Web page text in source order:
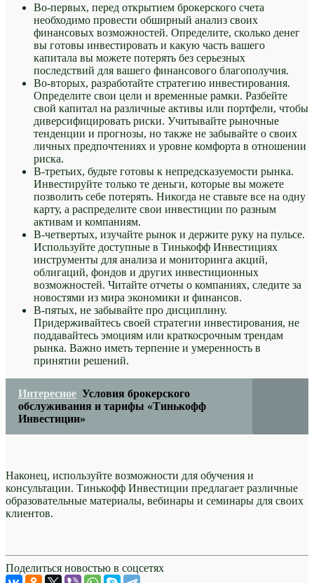
Во-первых, перед открытием брокерского счета
необходимо провести обширный анализ своих
финансовых возможностей. Определите, сколько денег
вы готовы инвестировать и какую часть вашего
капитала вы можете потерять без серьезных
последствий для вашего финансового благополучия.
Во-вторых, разработайте стратегию инвестирования.
Определите свои цели и временные рамки. Разбейте
свой капитал на различные активы или портфели, чтобы
диверсифицировать риски. Учитывайте рыночные
тенденции и прогнозы, но также не забывайте о своих
личных предпочтениях и уровне комфорта в отношении
риска.
В-третьих, будьте готовы к непредсказуемости рынка.
Инвестируйте только те деньги, которые вы можете
позволить себе потерять. Никогда не ставьте все на одну
карту, а распределите свои инвестиции по разным
активам и компаниям.
В-четвертых, изучайте рынок и держите руку на пульсе.
Используйте доступные в Тинькофф Инвестициях
инструменты для анализа и мониторинга акций,
облигаций, фондов и других инвестиционных
возможностей. Читайте отчеты о компаниях, следите за
новостями из мира экономики и финансов.
В-пятых, не забывайте про дисциплину.
Придерживайтесь своей стратегии инвестирования, не
поддавайтесь эмоциям или краткосрочным трендам
рынка. Важно иметь терпение и умеренность в
принятии решений.
Интересное Условия брокерского
обслуживания и тарифы «Тинькофф
Инвестиции»
Наконец, используйте возможности для обучения и
консультации. Тинькофф Инвестиции предлагает различные
образовательные материалы, вебинары и семинары для своих
клиентов.
Поделиться новостью в соцсетях